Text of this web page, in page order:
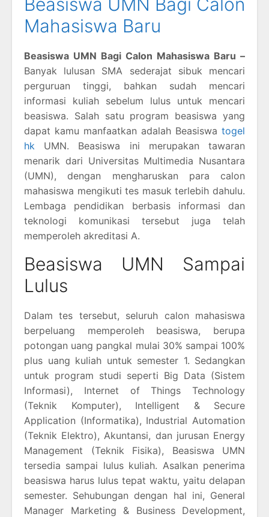
Beasiswa UMN Bagi Calon
Mahasiswa Baru
Beasiswa UMN Bagi Calon Mahasiswa Baru –
Banyak lulusan SMA sederajat sibuk mencari
perguruan tinggi, bahkan sudah mencari
informasi kuliah sebelum lulus untuk mencari
beasiswa. Salah satu program beasiswa yang
dapat kamu manfaatkan adalah Beasiswa togel
hk UMN. Beasiswa ini merupakan tawaran
menarik dari Universitas Multimedia Nusantara
(UMN), dengan mengharuskan para calon
mahasiswa mengikuti tes masuk terlebih dahulu.
Lembaga pendidikan berbasis informasi dan
teknologi komunikasi tersebut juga telah
memperoleh akreditasi A.
Beasiswa UMN Sampai
Lulus
Dalam tes tersebut, seluruh calon mahasiswa
berpeluang memperoleh beasiswa, berupa
potongan uang pangkal mulai 30% sampai 100%
plus uang kuliah untuk semester 1. Sedangkan
untuk program studi seperti Big Data (Sistem
Informasi), Internet of Things Technology
(Teknik Komputer), Intelligent & Secure
Application (Informatika), Industrial Automation
(Teknik Elektro), Akuntansi, dan jurusan Energy
Management (Teknik Fisika), Beasiswa UMN
tersedia sampai lulus kuliah. Asalkan penerima
beasiswa harus lulus tepat waktu, yaitu delapan
semester. Sehubungan dengan hal ini, General
Manager Marketing & Business Development,